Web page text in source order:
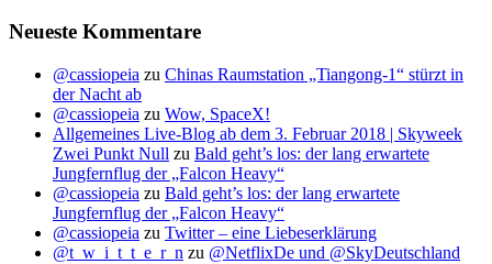
Neueste Kommentare
@cassiopeia zu Chinas Raumstation „Tiangong-1“ stürzt in
der Nacht ab
@cassiopeia zu Wow, SpaceX!
Allgemeines Live-Blog ab dem 3. Februar 2018 | Skyweek
Zwei Punkt Null zu Bald geht’s los: der lang erwartete
Jungfernflug der „Falcon Heavy“
@cassiopeia zu Bald geht’s los: der lang erwartete
Jungfernflug der „Falcon Heavy“
@cassiopeia zu Twitter – eine Liebeserklärung
@t_w_i_t_t_e_r_n zu @NetflixDe und @SkyDeutschland